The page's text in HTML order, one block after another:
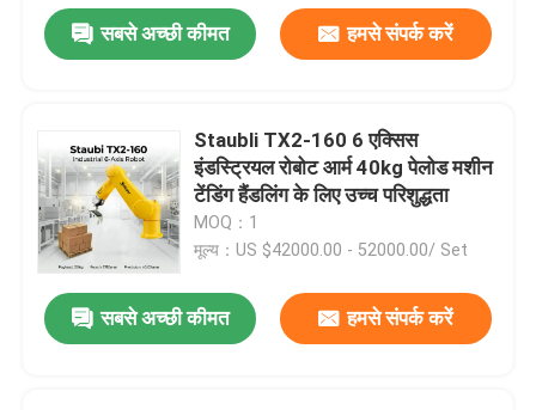
रोबोट आर्म ग्रिपर
असेंबली रोबोट आर्म
स्थान रोबोट चुनें
पेंटिंग रोबोट भुजा
सबसे अच्छी कीमत हमसे संपर्क करें
Staubli TX2-160 6 एक्सिस
इंडस्ट्रियल रोबोट आर्म 40kg पेलोड मशीन
टेंडिंग हैंडलिंग के लिए उच्च परिशुद्धता
MOQ：1
मूल्य：US $42000.00 - 52000.00/ Set
सबसे अच्छी कीमत हमसे संपर्क करें